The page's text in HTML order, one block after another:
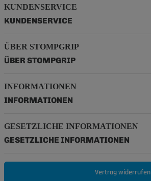
KUNDENSERVICE
KUNDENSERVICE
ÜBER STOMPGRIP
ÜBER STOMPGRIP
INFORMATIONEN
INFORMATIONEN
GESETZLICHE INFORMATIONEN
GESETZLICHE INFORMATIONEN
Vertrag widerrufen